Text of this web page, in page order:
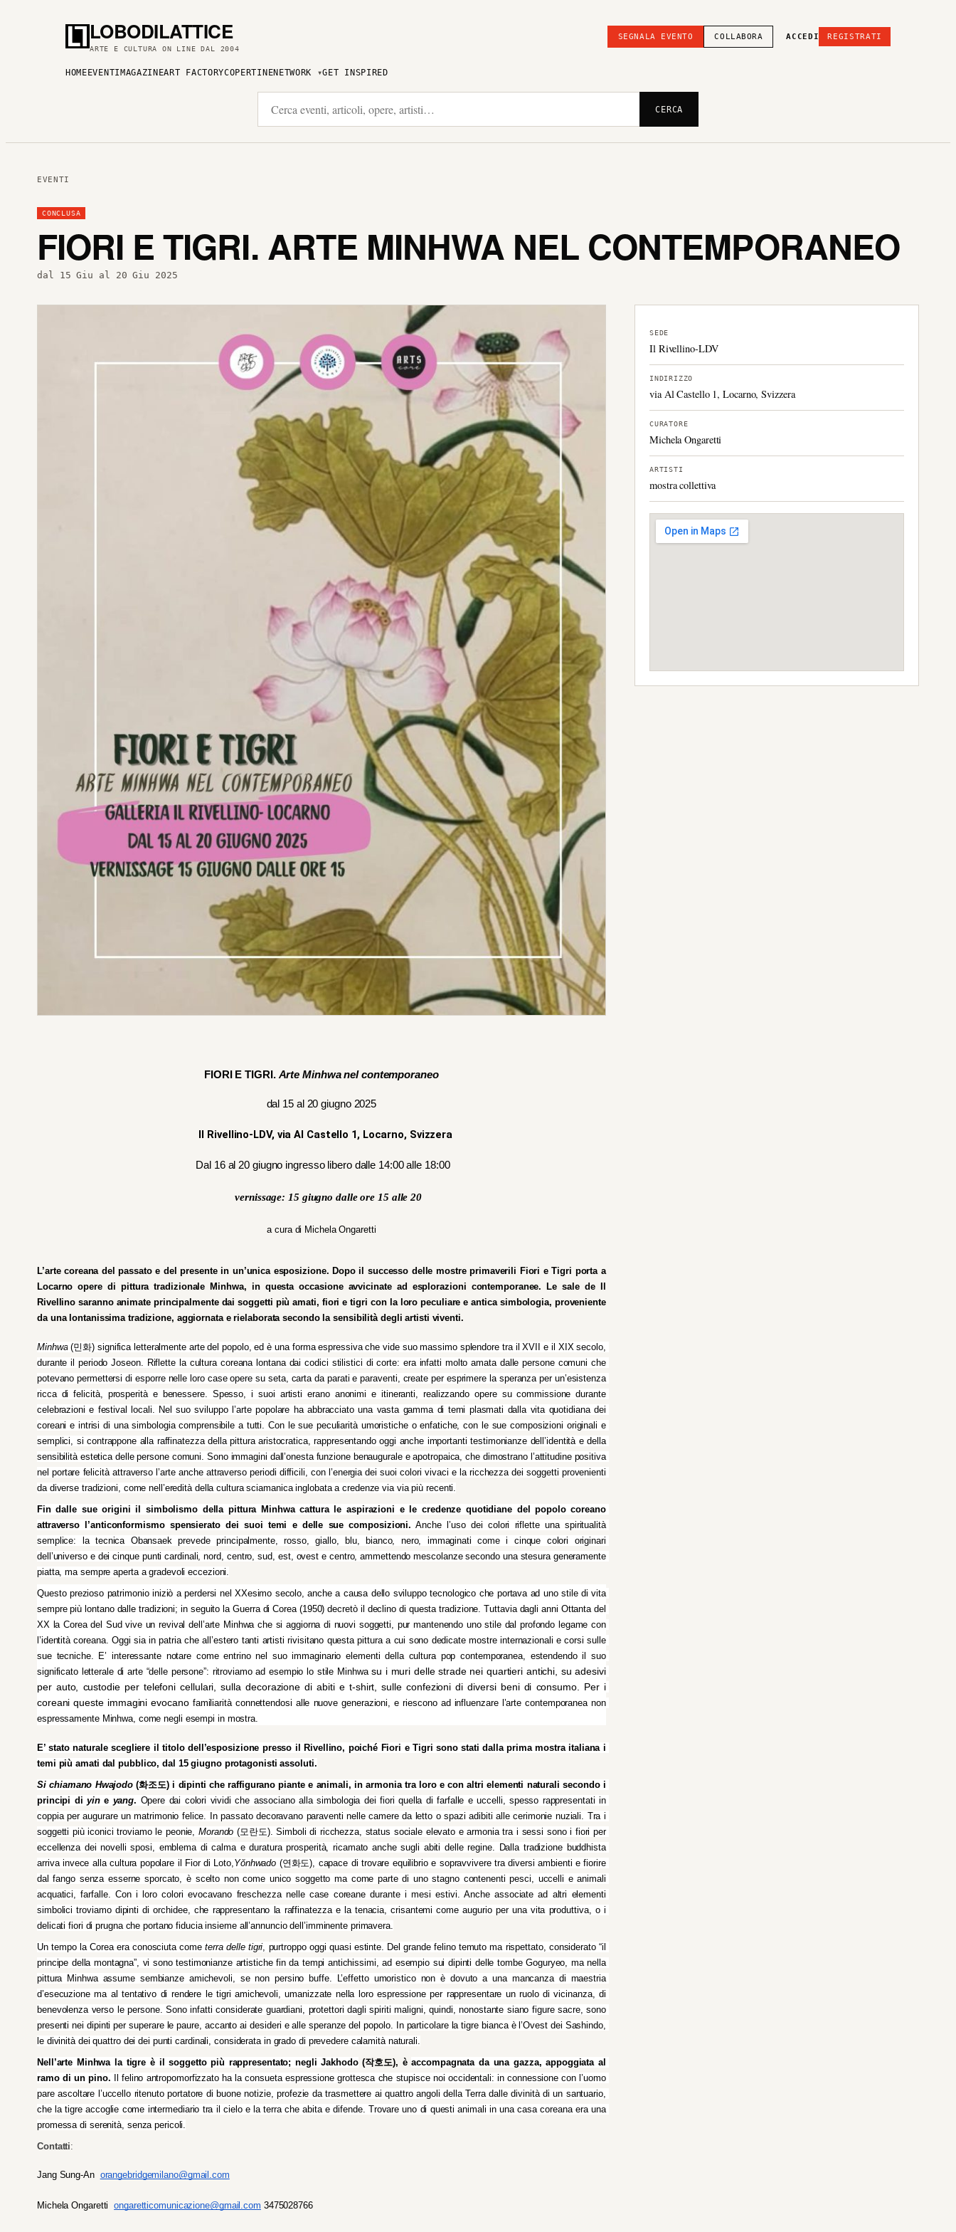
LOBODILATTICE
ARTE E CULTURA ON LINE DAL 2004
SEGNALA EVENTO COLLABORA ACCEDI REGISTRATI
HOME EVENTI MAGAZINEART FACTORYCOPERTINENETWORK GET INSPIRED
CERCA
EVENTI
CONCLUSA
FIORI E TIGRI. ARTE MINHWA NEL CONTEMPORANEO
dal 15 Giu al 20 Giu 2025
FIORI E TIGRI. Arte Minhwa nel contemporaneo
dal 15 al 20 giugno 2025
Il Rivellino-LDV, via Al Castello 1, Locarno, Svizzera
Dal 16 al 20 giugno ingresso libero dalle 14:00 alle 18:00
vernissage: 15 giugno dalle ore 15 alle 20
a cura di Michela Ongaretti
L’arte coreana del passato e del presente in un’unica esposizione. Dopo il successo delle mostre primaverili Fiori e Tigri porta a
Locarno opere di pittura tradizionale Minhwa, in questa occasione avvicinate ad esplorazioni contemporanee. Le sale de Il
Rivellino saranno animate principalmente dai soggetti più amati, fiori e tigri con la loro peculiare e antica simbologia, proveniente
da una lontanissima tradizione, aggiornata e rielaborata secondo la sensibilità degli artisti viventi.
Minhwa (민화) significa letteralmente arte del popolo, ed è una forma espressiva che vide suo massimo splendore tra il XVII e il XIX secolo,
durante il periodo Joseon. Riflette la cultura coreana lontana dai codici stilistici di corte: era infatti molto amata dalle persone comuni che
potevano permettersi di esporre nelle loro case opere su seta, carta da parati e paraventi, create per esprimere la speranza per un’esistenza
ricca di felicità, prosperità e benessere. Spesso, i suoi artisti erano anonimi e itineranti, realizzando opere su commissione durante
celebrazioni e festival locali. Nel suo sviluppo l’arte popolare ha abbracciato una vasta gamma di temi plasmati dalla vita quotidiana dei
coreani e intrisi di una simbologia comprensibile a tutti. Con le sue peculiarità umoristiche o enfatiche, con le sue composizioni originali e
semplici, si contrappone alla raffinatezza della pittura aristocratica, rappresentando oggi anche importanti testimonianze dell’identità e della
sensibilità estetica delle persone comuni. Sono immagini dall’onesta funzione benaugurale e apotropaica, che dimostrano l’attitudine positiva
nel portare felicità attraverso l’arte anche attraverso periodi difficili, con l’energia dei suoi colori vivaci e la ricchezza dei soggetti provenienti
da diverse tradizioni, come nell’eredità della cultura sciamanica inglobata a credenze via via più recenti.
Fin dalle sue origini il simbolismo della pittura Minhwa cattura le aspirazioni e le credenze quotidiane del popolo coreano
attraverso l’anticonformismo spensierato dei suoi temi e delle sue composizioni. Anche l’uso dei colori riflette una spiritualità
semplice: la tecnica Obansaek prevede principalmente, rosso, giallo, blu, bianco, nero, immaginati come i cinque colori originari
dell’universo e dei cinque punti cardinali, nord, centro, sud, est, ovest e centro, ammettendo mescolanze secondo una stesura generamente
piatta, ma sempre aperta a gradevoli eccezioni.
Questo prezioso patrimonio iniziò a perdersi nel XXesimo secolo, anche a causa dello sviluppo tecnologico che portava ad uno stile di vita
sempre più lontano dalle tradizioni; in seguito la Guerra di Corea (1950) decretò il declino di questa tradizione. Tuttavia dagli anni Ottanta del
XX la Corea del Sud vive un revival dell’arte Minhwa che si aggiorna di nuovi soggetti, pur mantenendo uno stile dal profondo legame con
l’identità coreana. Oggi sia in patria che all’estero tanti artisti rivisitano questa pittura a cui sono dedicate mostre internazionali e corsi sulle
sue tecniche. E’ interessante notare come entrino nel suo immaginario elementi della cultura pop contemporanea, estendendo il suo
significato letterale di arte “delle persone”: ritroviamo ad esempio lo stile Minhwa su i muri delle strade nei quartieri antichi, su adesivi
per auto, custodie per telefoni cellulari, sulla decorazione di abiti e t-shirt, sulle confezioni di diversi beni di consumo. Per i
coreani queste immagini evocano familiarità connettendosi alle nuove generazioni, e riescono ad influenzare l’arte contemporanea non
espressamente Minhwa, come negli esempi in mostra.
E’ stato naturale scegliere il titolo dell’esposizione presso il Rivellino, poiché Fiori e Tigri sono stati dalla prima mostra italiana i
temi più amati dal pubblico, dal 15 giugno protagonisti assoluti.
Si chiamano Hwajodo (화조도) i dipinti che raffigurano piante e animali, in armonia tra loro e con altri elementi naturali secondo i
principi di yin e yang. Opere dai colori vividi che associano alla simbologia dei fiori quella di farfalle e uccelli, spesso rappresentati in
coppia per augurare un matrimonio felice. In passato decoravano paraventi nelle camere da letto o spazi adibiti alle cerimonie nuziali. Tra i
soggetti più iconici troviamo le peonie, Morando (모란도). Simboli di ricchezza, status sociale elevato e armonia tra i sessi sono i fiori per
eccellenza dei novelli sposi, emblema di calma e duratura prosperità, ricamato anche sugli abiti delle regine. Dalla tradizione buddhista
arriva invece alla cultura popolare il Fior di Loto,Yŏnhwado (연화도), capace di trovare equilibrio e sopravvivere tra diversi ambienti e fiorire
dal fango senza esserne sporcato, è scelto non come unico soggetto ma come parte di uno stagno contenenti pesci, uccelli e animali
acquatici, farfalle. Con i loro colori evocavano freschezza nelle case coreane durante i mesi estivi. Anche associate ad altri elementi
simbolici troviamo dipinti di orchidee, che rappresentano la raffinatezza e la tenacia, crisantemi come augurio per una vita produttiva, o i
delicati fiori di prugna che portano fiducia insieme all’annuncio dell’imminente primavera.
Un tempo la Corea era conosciuta come terra delle tigri, purtroppo oggi quasi estinte. Del grande felino temuto ma rispettato, considerato “il
principe della montagna”, vi sono testimonianze artistiche fin da tempi antichissimi, ad esempio sui dipinti delle tombe Goguryeo, ma nella
pittura Minhwa assume sembianze amichevoli, se non persino buffe. L’effetto umoristico non è dovuto a una mancanza di maestria
d’esecuzione ma al tentativo di rendere le tigri amichevoli, umanizzate nella loro espressione per rappresentare un ruolo di vicinanza, di
benevolenza verso le persone. Sono infatti considerate guardiani, protettori dagli spiriti maligni, quindi, nonostante siano figure sacre, sono
presenti nei dipinti per superare le paure, accanto ai desideri e alle speranze del popolo. In particolare la tigre bianca è l’Ovest dei Sashindo,
le divinità dei quattro dei dei punti cardinali, considerata in grado di prevedere calamità naturali.
Nell’arte Minhwa la tigre è il soggetto più rappresentato; negli Jakhodo (작호도), è accompagnata da una gazza, appoggiata al
ramo di un pino. Il felino antropomorfizzato ha la consueta espressione grottesca che stupisce noi occidentali: in connessione con l’uomo
pare ascoltare l’uccello ritenuto portatore di buone notizie, profezie da trasmettere ai quattro angoli della Terra dalle divinità di un santuario,
che la tigre accoglie come intermediario tra il cielo e la terra che abita e difende. Trovare uno di questi animali in una casa coreana era una
promessa di serenità, senza pericoli.
Contatti:
Jang Sung-An orangebridgemilano@gmail.com
Michela Ongaretti ongaretticomunicazione@gmail.com 3475028766
SEDE
Il Rivellino-LDV
INDIRIZZO
via Al Castello 1, Locarno, Svizzera
CURATORE
Michela Ongaretti
ARTISTI
mostra collettiva